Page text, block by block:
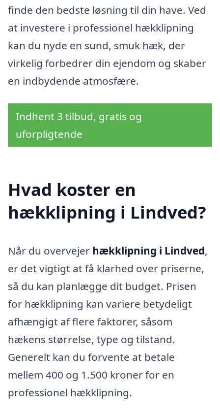
finde den bedste løsning til din have. Ved
at investere i professionel hækklipning
kan du nyde en sund, smuk hæk, der
virkelig forbedrer din ejendom og skaber
en indbydende atmosfære.
Indhent 3 tilbud, gratis og
uforpligtende
Hvad koster en
hækklipning i Lindved?
Når du overvejer hækklipning i Lindved,
er det vigtigt at få klarhed over priserne,
så du kan planlægge dit budget. Prisen
for hækklipning kan variere betydeligt
afhængigt af flere faktorer, såsom
hækens størrelse, type og tilstand.
Generelt kan du forvente at betale
mellem 400 og 1.500 kroner for en
professionel hækklipning.